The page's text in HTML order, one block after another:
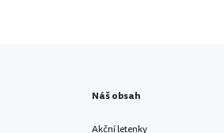
Náš obsah
Akční letenky